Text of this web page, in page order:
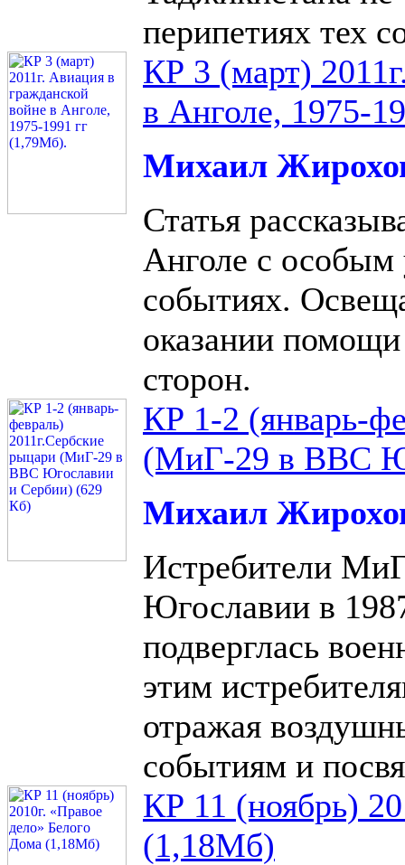
перипетиях тех
КР 3 (март)
в Анголе, 1975-
Михаил
Статья
Анголе с особым
событиях.
оказании
сторон.
КР 1-2 (январь-
(МиГ-29 в ВВС
Михаил
Истребители
Югославии в
подверглась
этим
отражая
событиям и
КР 11 (ноябрь)
(1,18Мб)